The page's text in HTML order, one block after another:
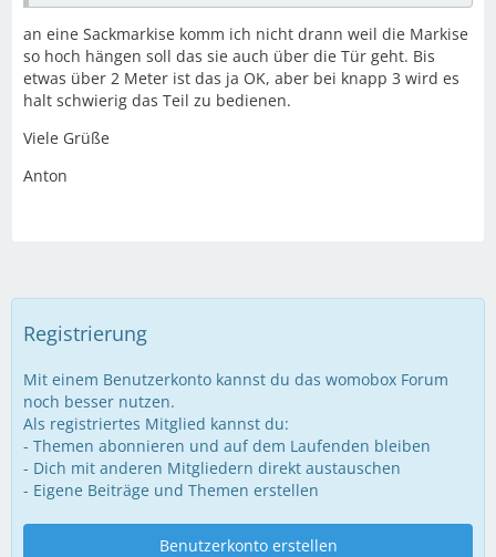
an eine Sackmarkise komm ich nicht drann weil die Markise
so hoch hängen soll das sie auch über die Tür geht. Bis
etwas über 2 Meter ist das ja OK, aber bei knapp 3 wird es
halt schwierig das Teil zu bedienen.
Viele Grüße
Anton
Registrierung
Mit einem Benutzerkonto kannst du das womobox Forum
noch besser nutzen.
Als registriertes Mitglied kannst du:
- Themen abonnieren und auf dem Laufenden bleiben
- Dich mit anderen Mitgliedern direkt austauschen
- Eigene Beiträge und Themen erstellen
Benutzerkonto erstellen